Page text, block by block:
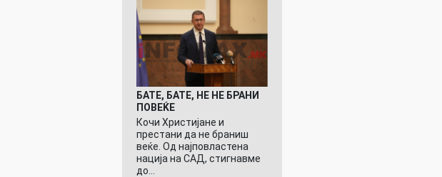
БАТЕ, БАТЕ, НЕ НЕ БРАНИ
ПОВЕЌЕ
Кочи Христијане и
престани да не браниш
веќе. Од најповластена
нација на САД, стигнавме
до…